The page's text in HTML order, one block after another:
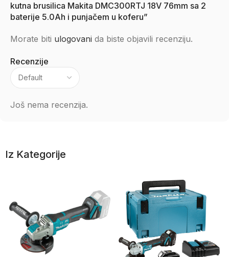
Recenzije
Još nema recenzija.
kutna brusilica Makita DMC300RTJ 18V 76mm sa 2
baterije 5.0Ah i punjačem u koferu”
Morate biti ulogovani da biste objavili recenziju.
Iz Kategorije